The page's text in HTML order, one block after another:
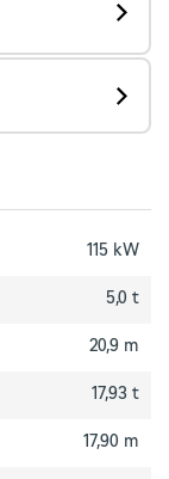
115 kW
5,0 t
20,9 m
17,93 t
17,90 m